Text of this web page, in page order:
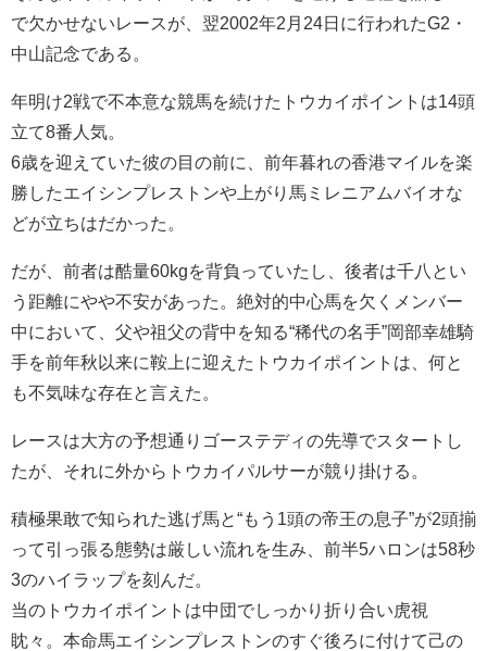
で欠かせないレースが、翌2002年2月24日に行われたG2・
中山記念である。
年明け2戦で不本意な競馬を続けたトウカイポイントは14頭
立て8番人気。
6歳を迎えていた彼の目の前に、前年暮れの香港マイルを楽
勝したエイシンプレストンや上がり馬ミレニアムバイオな
どが立ちはだかった。
だが、前者は酷量60kgを背負っていたし、後者は千八とい
う距離にやや不安があった。絶対的中心馬を欠くメンバー
中において、父や祖父の背中を知る“稀代の名手”岡部幸雄騎
手を前年秋以来に鞍上に迎えたトウカイポイントは、何と
も不気味な存在と言えた。
レースは大方の予想通りゴーステディの先導でスタートし
たが、それに外からトウカイパルサーが競り掛ける。
積極果敢で知られた逃げ馬と“もう1頭の帝王の息子”が2頭揃
って引っ張る態勢は厳しい流れを生み、前半5ハロンは58秒
3のハイラップを刻んだ。
当のトウカイポイントは中団でしっかり折り合い虎視
眈々。本命馬エイシンプレストンのすぐ後ろに付けて己の